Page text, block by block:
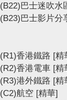
(B22)巴士迷吹水
(B23)巴士影片分
(R1)香港鐵路 [精
(R2)香港電車 [精
(R3)港外鐵路 [精
(C2)航空 [精華]